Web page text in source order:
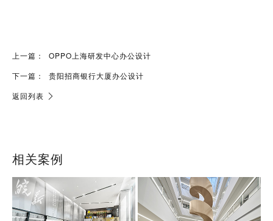
上一篇：
OPPO上海研发中心办公设计
下一篇：
贵阳招商银行大厦办公设计
返回列表
相关案例